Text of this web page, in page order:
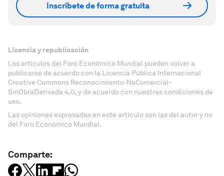
Inscríbete de forma gratuita
Licencia y republicación
Los artículos del Foro Económico Mundial pueden volver a
publicarse de acuerdo con la Licencia Pública Internacional
Creative Commons Reconocimiento-NoComercial-
SinObraDerivada 4.0, y de acuerdo con nuestras condiciones de
uso.
Las opiniones expresadas en este artículo son las del autor y no
del Foro Económico Mundial.
Comparte: